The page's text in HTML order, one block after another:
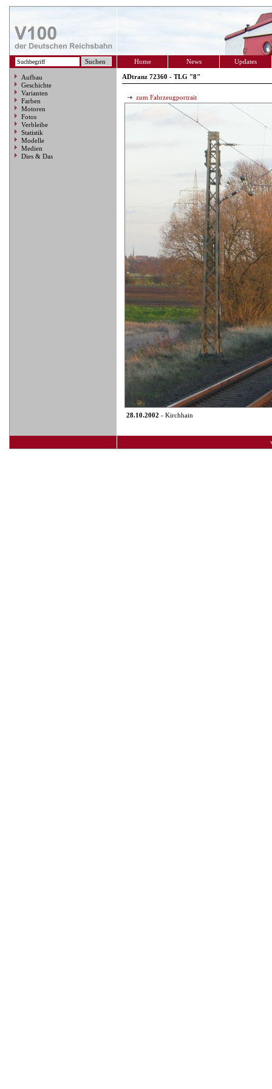
Home News Updates
Aufbau
Geschichte
Varianten
Farben
Motoren
Fotos
Verbleibe
Statistik
Modelle
Medien
Dies & Das
ADtranz 72360 - TLG "8"
zum Fahrzeugportrait
28.10.2002 - Kirchhain